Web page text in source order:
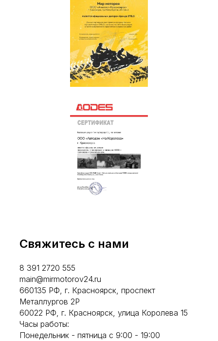
Свяжитесь с нами
8 391 2720 555
main@mirmotorov24.ru
660135 РФ, г. Красноярск, проспект
Металлургов 2Р
60022 РФ, г. Красноярск, улица Королева 15
Часы работы:
Понедельник - пятница с 9:00 - 19:00